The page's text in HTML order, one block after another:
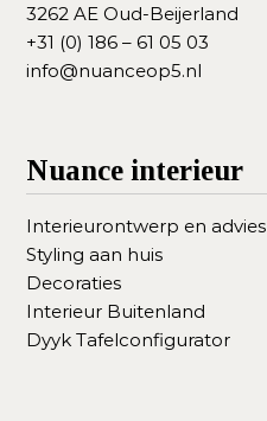
3262 AE Oud-Beijerland
+31 (0) 186 – 61 05 03
info@nuanceop5.nl
Nuance interieur
Interieurontwerp en advies
Styling aan huis
Decoraties
Interieur Buitenland
Dyyk Tafelconfigurator